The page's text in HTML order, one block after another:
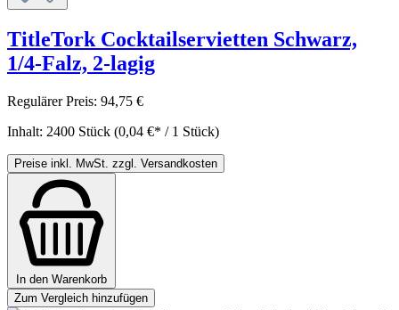
TitleTork Cocktailservietten Schwarz,
1/4-Falz, 2-lagig
Regulärer Preis: 94,75 €
Inhalt: 2400 Stück (0,04 €* / 1 Stück)
Preise inkl. MwSt. zzgl. Versandkosten
In den Warenkorb
Zum Vergleich hinzufügen